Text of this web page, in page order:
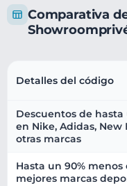
Comparativa
Detalles del código
Descuentos de hasta
en Nike, Adidas, New
otras marcas
Hasta un 90% menos
mejores marcas